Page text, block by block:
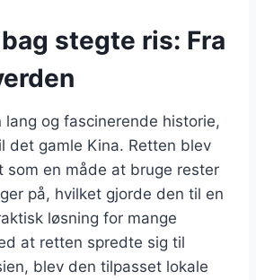
stegte ris: Fra
lang og fascinerende historie,
det gamle Kina. Retten blev
som en måde at bruge rester
på, hvilket gjorde den til en
løsning for mange
at retten spredte sig til
blev den tilpasset lokale